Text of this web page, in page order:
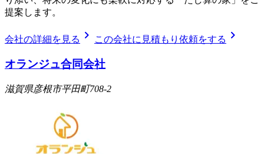
提案します。
会社の詳細を見る chevron_right この会社に見積もり依頼をする chevron_right
オランジュ合同会社
滋賀県彦根市平田町708-2